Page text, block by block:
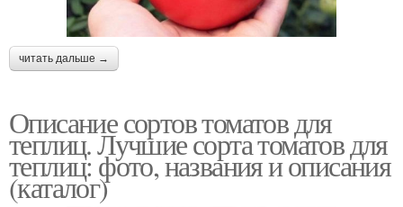
читать дальше →
Описание сортов томатов для
теплиц. Лучшие сорта томатов для
теплиц: фото, названия и описания
(каталог)